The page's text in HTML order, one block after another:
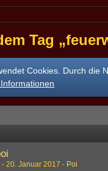
Tag
Cookies. Durch die
20. Januar 2017 Poi